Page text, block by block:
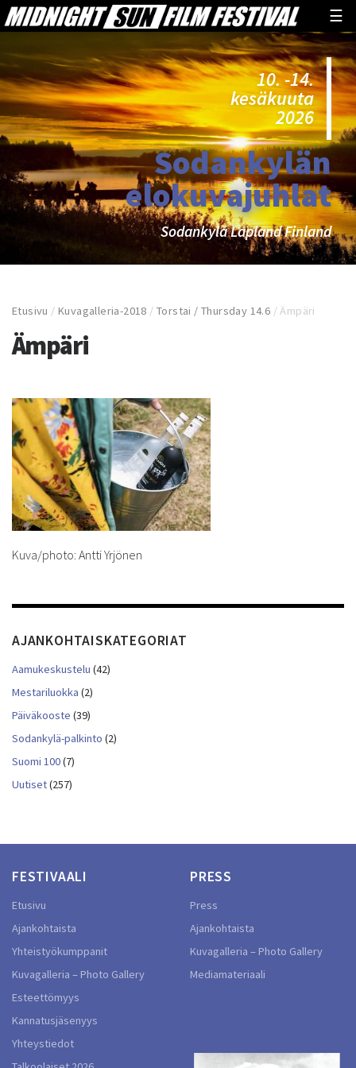
☰
10. -14.
kesäkuuta
2026
Sodankylän
elokuvajuhlat
Sodankylä Lapland Finland
Etusivu /Kuvagalleria-2018 /Torstai / Thursday 14.6 /Ämpäri
Ämpäri
Kuva/photo: Antti Yrjönen
AJANKOHTAISKATEGORIAT
Aamukeskustelu (42)
Mestariluokka (2)
Päiväkooste (39)
Sodankylä-palkinto (2)
Suomi 100(7)
Uutiset(257)
FESTIVAALI
Etusivu
Ajankohtaista
Yhteistyökumppanit
Kuvagalleria – Photo Gallery
Esteettömyys
Kannatusjäsenyys
Yhteystiedot
PRESS
Press
Ajankohtaista
Kuvagalleria – Photo Gallery
Mediamateriaali